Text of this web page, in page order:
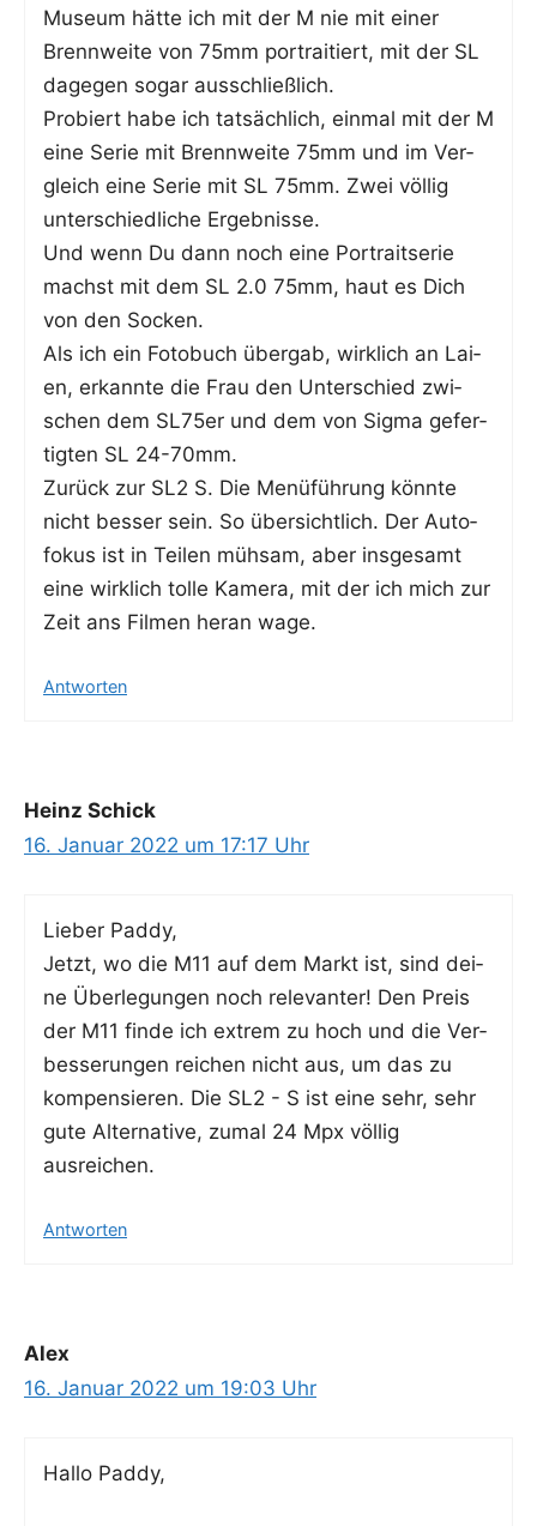
Muse­um hät­te ich mit der M nie mit einer
Brenn­wei­te von 75mm por­trai­tiert, mit der SL
dage­gen sogar ausschließlich.
Pro­biert habe ich tat­säch­lich, ein­mal mit der M
eine Serie mit Brenn­wei­te 75mm und im Ver­
gleich eine Serie mit SL 75mm. Zwei völ­lig
unter­schied­li­che Ergebnisse.
Und wenn Du dann noch eine Por­trait­se­rie
machst mit dem SL 2.0 75mm, haut es Dich
von den Socken.
Als ich ein Foto­buch über­gab, wirk­lich an Lai­
en, erkann­te die Frau den Unter­schied zwi­
schen dem SL75er und dem von Sig­ma gefer­
tig­ten SL 24-70mm.
Zurück zur SL2 S. Die Menü­füh­rung könn­te
nicht bes­ser sein. So über­sicht­lich. Der Auto­
fo­kus ist in Tei­len müh­sam, aber ins­ge­samt
eine wirk­lich tol­le Kame­ra, mit der ich mich zur
Zeit ans Fil­men her­an wage.
Antworten
Heinz Schick
16. Januar 2022 um 17:17 Uhr
Lie­ber Paddy,
Jetzt, wo die M11 auf dem Markt ist, sind dei­
ne Über­le­gun­gen noch rele­van­ter! Den Preis
der M11 fin­de ich extrem zu hoch und die Ver­
bes­se­run­gen rei­chen nicht aus, um das zu
kom­pen­sie­ren. Die SL2 - S ist eine sehr, sehr
gute Alter­na­ti­ve, zumal 24 Mpx völ­lig
ausreichen.
Antworten
Alex
16. Januar 2022 um 19:03 Uhr
Hal­lo Paddy,